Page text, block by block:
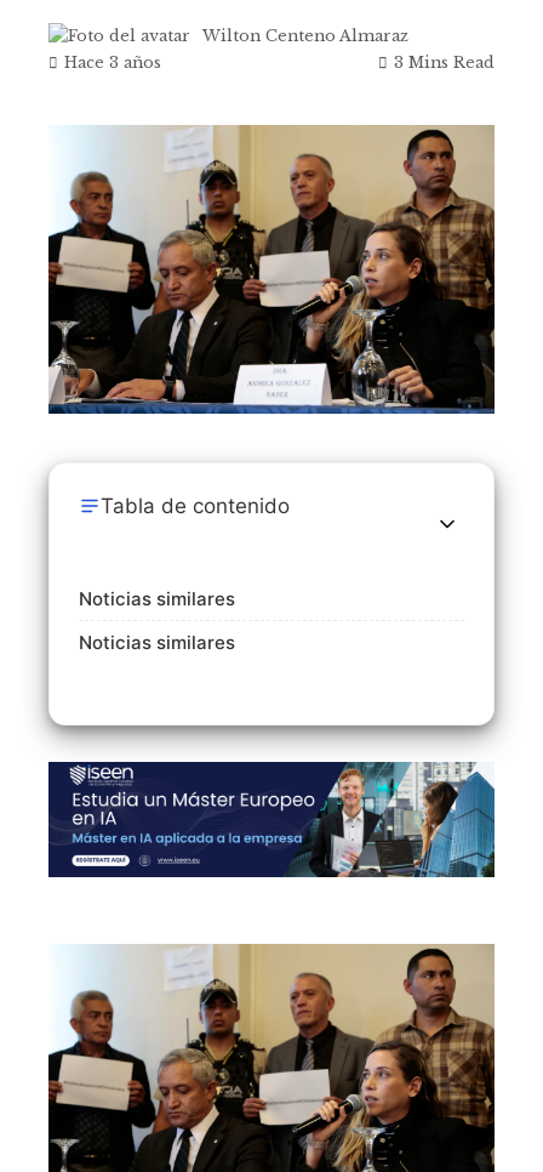
Wilton Centeno Almaraz
Hace 3 años
3 Mins Read
Tabla de contenido
Noticias similares
Noticias similares